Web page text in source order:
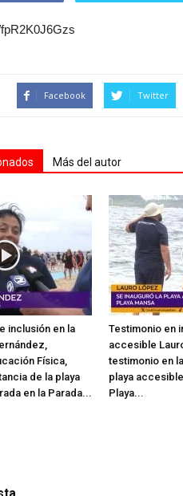
Facebook Twitter
Más del autor
inclusión en la
Física,
de la playa
en la Parada...
Testimonio en
accesible
testimonio en
playa
Playa...